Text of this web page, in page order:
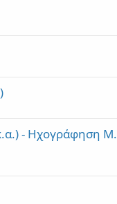
- Ηχογράφηση Μ.